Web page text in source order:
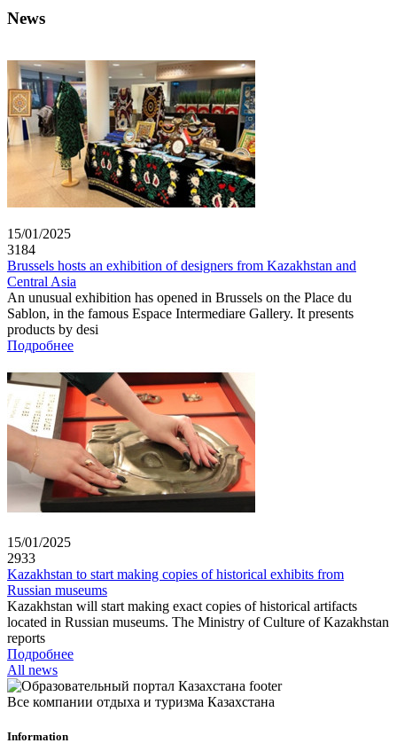
News
15/01/2025
3184
Brussels hosts an exhibition of designers from Kazakhstan and
Central Asia
An unusual exhibition has opened in Brussels on the Place du
Sablon, in the famous Espace Intermediare Gallery. It presents
products by desi
Подробнее
15/01/2025
2933
Kazakhstan to start making copies of historical exhibits from
Russian museums
Kazakhstan will start making exact copies of historical artifacts
located in Russian museums. The Ministry of Culture of Kazakhstan
reports
Подробнее
All news
Все компании отдыха и туризма Казахстана
Information